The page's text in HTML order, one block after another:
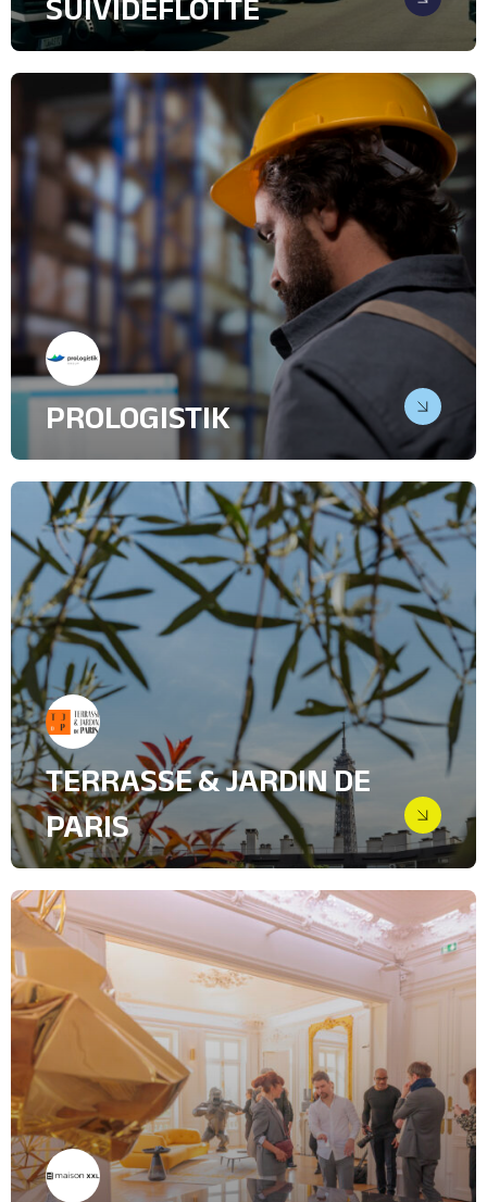
De la gestion de flotte à
Relations Presse
IT & High Tech
Transport, Logistique
PROLOGISTIK
Faire émerger un éditeur IT et
médiatique
Relations Presse
Industrie, intralogistique & Services
B2B
IT & High Tech
Transport, Logistique
TERRASSE & JARDIN DE
PARIS
Quand la presse tombe sous le
Relations Presse
Architecture, Bâtiment
Lifestyle